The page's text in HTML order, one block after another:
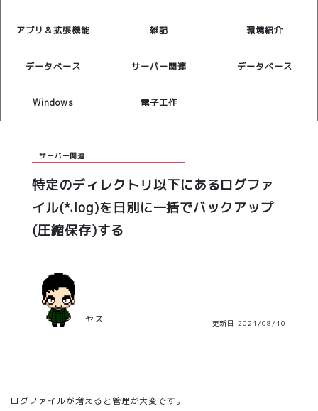
アプリ＆拡張機能 雑記 環境紹介
データベース サーバー関連 データベース
Windows 電子工作
サーバー関連
特定のディレクトリ以下にあるログファ
イル(*.log)を日別に一括でバックアップ
(圧縮保存)する
ヤス 更新日:2021/08/10
ログファイルが増えると管理が大変です。